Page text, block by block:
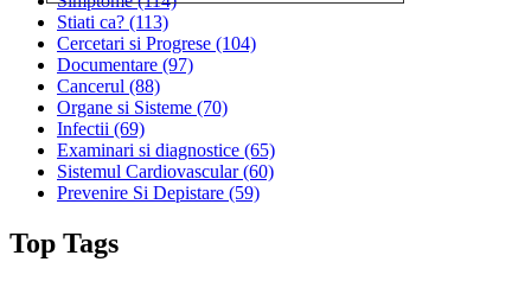
Stiati ca? (113)
Cercetari si Progrese (104)
Documentare (97)
Cancerul (88)
Organe si Sisteme (70)
Infectii (69)
Examinari si diagnostice (65)
Sistemul Cardiovascular(60)
Prevenire Si Depistare (59)
Top Tags